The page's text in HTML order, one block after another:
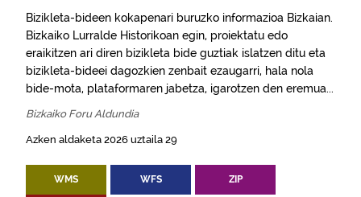
Bizikleta-bideen kokapenari buruzko informazioa Bizkaian.
Bizkaiko Lurralde Historikoan egin, proiektatu edo
eraikitzen ari diren bizikleta bide guztiak islatzen ditu eta
bizikleta-bideei dagozkien zenbait ezaugarri, hala nola
bide-mota, plataformaren jabetza, igarotzen den eremua...
Bizkaiko Foru Aldundia
Azken aldaketa 2026 uztaila 29
WMS WFS ZIP